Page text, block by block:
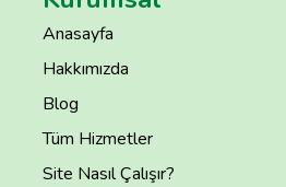
Anasayfa
Hakkımızda
Blog
Tüm Hizmetler
Site Nasıl Çalışır?